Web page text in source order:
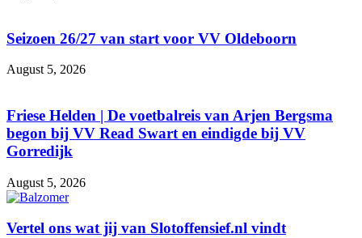
Seizoen 26/27 van start voor VV Oldeboorn
August 5, 2026
Friese Helden | De voetbalreis van Arjen Bergsma
begon bij VV Read Swart en eindigde bij VV
Gorredijk
August 5, 2026
Vertel ons wat jij van Slotoffensief.nl vindt